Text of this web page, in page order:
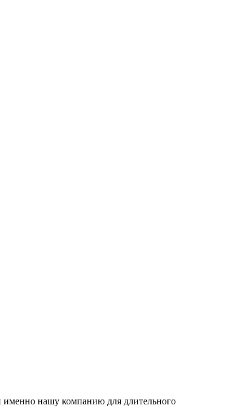
именно нашу компанию для длительного